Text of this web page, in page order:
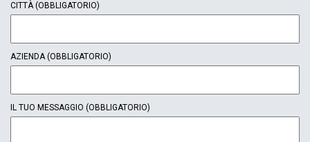
CITTÀ (OBBLIGATORIO)
AZIENDA (OBBLIGATORIO)
IL TUO MESSAGGIO (OBBLIGATORIO)